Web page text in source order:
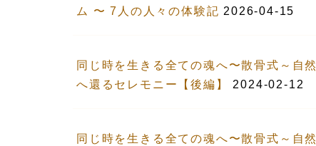
ム 〜 7人の人々の体験記 2026-04-15
同じ時を生きる全ての魂へ〜散骨式～自然
へ還るセレモニー【後編】
2024-02-12
同じ時を生きる全ての魂へ〜散骨式～自然